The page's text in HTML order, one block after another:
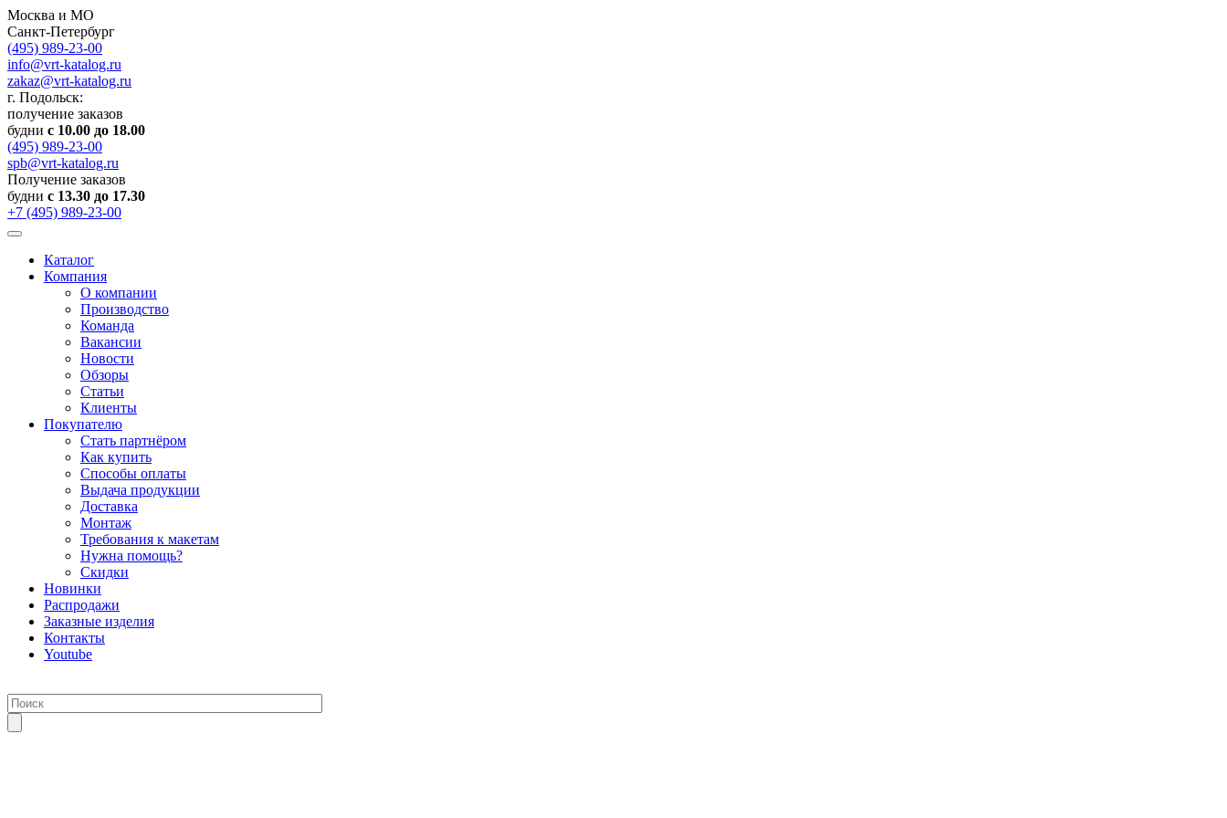
Москва и МО
Санкт-Петербург
(495) 989-23-00
info@vrt-katalog.ru
zakaz@vrt-katalog.ru
г. Подольск:
получение заказов
будни с 10.00 до 18.00
(495) 989-23-00
spb@vrt-katalog.ru
Получение заказов
будни с 13.30 до 17.30
+7 (495) 989-23-00
Каталог
Компания
О компании
Производство
Команда
Вакансии
Новости
Обзоры
Статьи
Клиенты
Покупателю
Стать партнёром
Как купить
Способы оплаты
Выдача продукции
Доставка
Монтаж
Требования к макетам
Нужна помощь?
Скидки
Новинки
Распродажи
Заказные изделия
Контакты
Youtube